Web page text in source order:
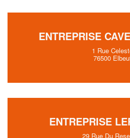
ENTREPRISE
1 Rue
76500
ENTREPRISE
29 Rue Du